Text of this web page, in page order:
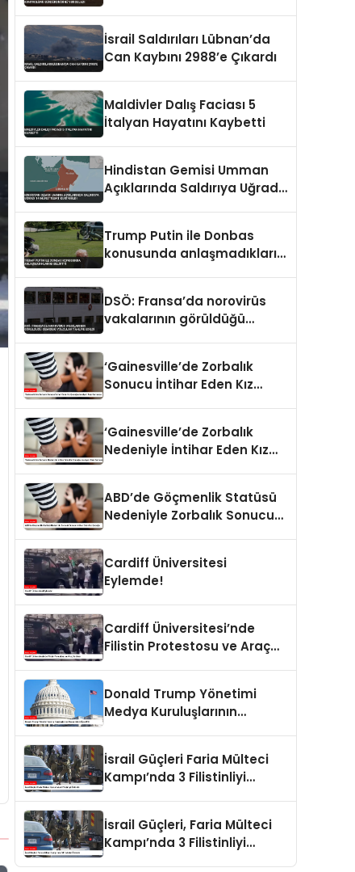
İsrail Saldırıları Lübnan’da
Can Kaybını 2988’e Çıkardı
Maldivler Dalış Faciası 5
İtalyan Hayatını Kaybetti
Hindistan Gemisi Umman
Açıklarında Saldırıya Uğradı
Trump Putin ile Donbas
konusunda anlaşmadıklarını
DSÖ: Fransa’da norovirüs
vakalarının görüldüğü
‘Gainesville’de Zorbalık
Sonucu İntihar Eden Kız
‘Gainesville’de Zorbalık
Nedeniyle İntihar Eden Kız
ABD’de Göçmenlik Statüsü
Nedeniyle Zorbalık Sonucu
Cardiff Üniversitesi
Eylemde!
Cardiff Üniversitesi’nde
Filistin Protestosu ve Araç
Donald Trump Yönetimi
Medya Kuruluşlarının
İsrail Güçleri Faria Mülteci
Kampı’nda 3 Filistinliyi
İsrail Güçleri, Faria Mülteci
Kampı’nda 3 Filistinliyi